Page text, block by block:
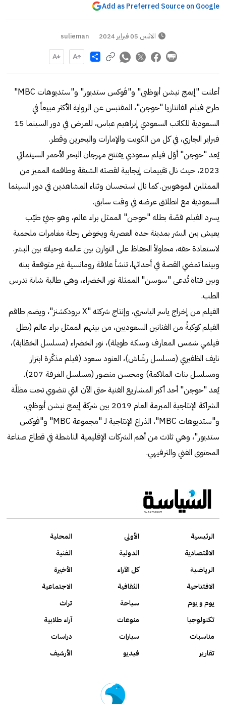
Add as Preferred Source on Google
الاثنين 05 فبراير 2024 sulieman
Share
أعلنت "إيمج نيشن أبوظبي" و"ڤوكس ستديوز" و"ستديوهات MBC"
طرح فيلم الفانتازيا "حوجن"، المقتبس عن الرواية الأكثر مبيعاً في
السعودية للكاتب السعودي إبراهيم عباس، للعرض في دور السينما 15
فبراير الجاري، في كل من الكويت والإمارات والبحرين وقطر.
يُعد "حوجن" أوّل فيلم سعودي يفتتح مهرجان البحر الأحمر السينمائي
2023، حيث نال تقييمات إيجابية لقصته الشيقة وطاقمه المميز من
الممثلين الموهوبين. كما نال استحسان وثناء المشاهدين في دور السينما
السعودية مع انطلاق عرضه في وقت سابق.
يسرد الفيلم قصّة بطله "حوجن" الممثل براء عالم، وهو جنيّ طيّب
يعيش بين البشر بمدينة جدة العصرية ويخوض رحلة مغامرات ملحمية
لاستعادة حقه، محاولاً الحفاظ على التوازن بين عالمه وحياته بين البشر.
وبينما تمضي القصة في أحداثها، تنشأ علاقة رومانسية غير متوقعة بينه
وبين فتاة تُدعى "سوسن" الممثلة نور الخضراء، وهي طالبة شابة تدرس
الطب.
الفيلم من إخراج ياسر الياسري، وإنتاج شركته "X برودكشنز"، ويضم طاقم
الفيلم كوكبةً من الفنانين السعوديين، من بينهم الممثل براء عالم (بطل
فيلمي شمس المعارف وسكة طويلة)، نور الخضراء (مسلسل الخطّابة)،
نايف الظفيري (مسلسل رشّاش)، العنود سعود (فيلم مذكّرة ابتزاز
ومسلسل بنات الملاكمة) ومحسن منصور (مسلسل الغرفة 207).
يُعد "حوجن" أحد أكبر المشاريع الفنية حتى الآن التي تنضوي تحت مظلّة
الشراكة الإنتاجية المبرمة العام 2019 بين شركة إيمج نيشن أبوظبي،
و"ستديوهات MBC"، الذراع الإنتاجية لـ "مجموعة MBC" و"ڤوكس
ستديوز"، وهي ثلاث من أهم الشركات الإقليمية الناشطة في قطاع صناعة
المحتوى الفني والترفيهي.
الرئيسية الأولى
المحلية
الاقتصادية
الدولية
الفنية
الرياضية
كل الآراء
الأخيرة
الافتتاحية
الثقافية
الاجتماعية
يوم و يوم
سياحة
تراث
تكنولوجيا
منوعات
آراء طلابية
مناسبات
سيارات
دراسات
تقارير
فيديو الأرشيف